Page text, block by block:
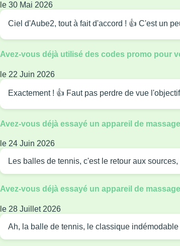
le 30 Mai 2026
Ciel d'Aube2, tout à fait d'accord ! 👍 C'est un
Avez-vous déjà utilisé des codes promo pour
le 22 Juin 2026
Exactement ! 👍 Faut pas perdre de vue
Avez-vous déjà essayé un appareil de
le 24 Juin 2026
Les balles de tennis, c'est le retour aux
Avez-vous déjà essayé un appareil de
le 28 Juillet 2026
Ah, la balle de tennis, le classique